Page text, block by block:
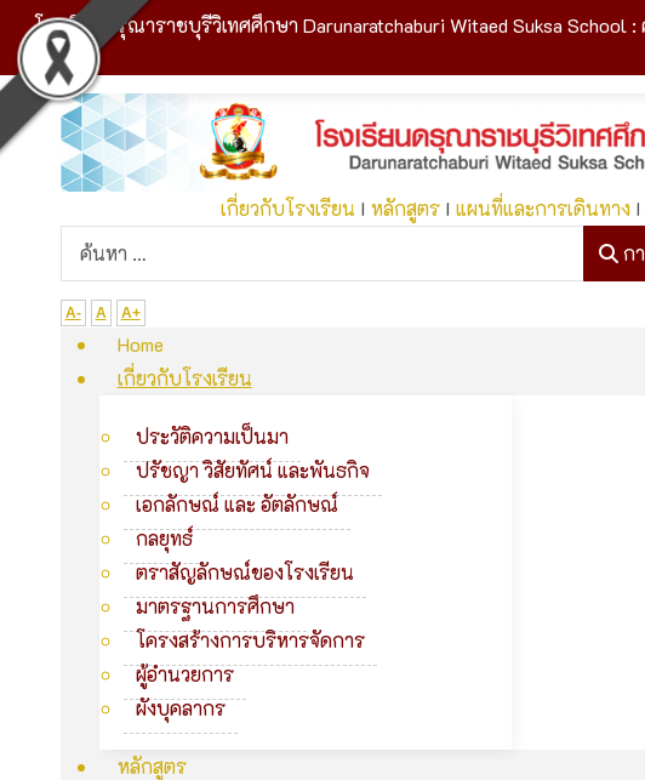
โรงเรียนดรุณาราชบุรีวิเทศศึกษา Darunaratchaburi Witaed Suksa
เกี่ยวกับโรงเรียน Iหลักสูตร Iแผนที่และการเดินทาง
ก
A- A A+
Home
เกี่ยวกับโรงเรียน
ประวัติความเป็นมา
ปรัชญา วิสัยทัศน์ และพันธกิจ
เอกลักษณ์ และ อัตลักษณ์
กลยุทธ์
ตราสัญลักษณ์ของโรงเรียน
มาตรฐานการศึกษา
โครงสร้างการบริหารจัดการ
ผู้อำนวยการ
ผังบุคลากร
หลักสูตร